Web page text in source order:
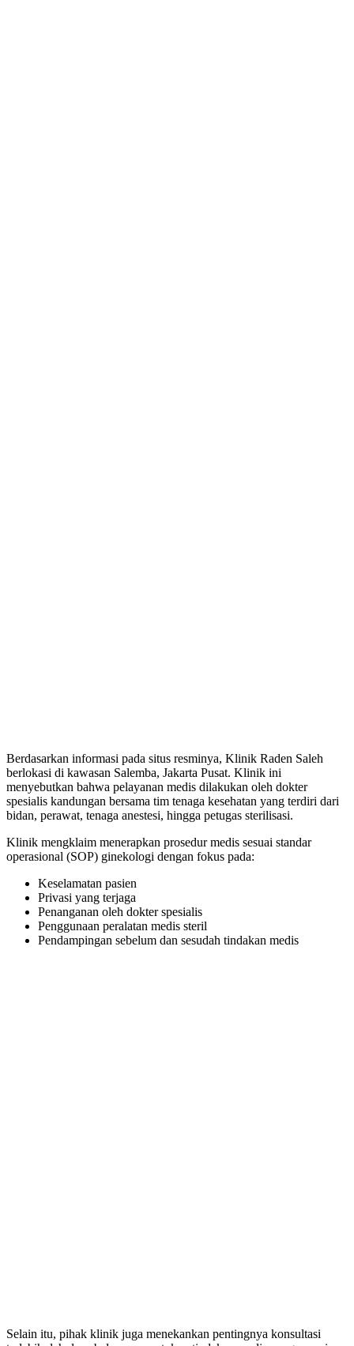
Berdasarkan informasi pada situs resminya, Klinik Raden Saleh
berlokasi di kawasan Salemba, Jakarta Pusat. Klinik ini
menyebutkan bahwa pelayanan medis dilakukan oleh dokter
spesialis kandungan bersama tim tenaga kesehatan yang terdiri dari
bidan, perawat, tenaga anestesi, hingga petugas sterilisasi.
Klinik mengklaim menerapkan prosedur medis sesuai standar
operasional (SOP) ginekologi dengan fokus pada:
Keselamatan pasien
Privasi yang terjaga
Penanganan oleh dokter spesialis
Penggunaan peralatan medis steril
Pendampingan sebelum dan sesudah tindakan medis
Selain itu, pihak klinik juga menekankan pentingnya konsultasi